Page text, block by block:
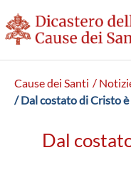
Cause dei Santi /
/ Dal costato di Cristo è
Dal